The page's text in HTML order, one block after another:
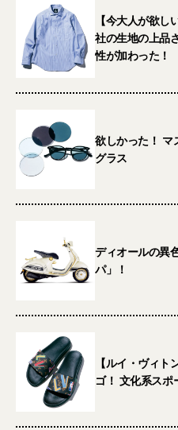
【今大人が欲し
社の生地の上品
性が加わった！
欲しかった！ マ
グラス
ディオールの異
パ」！
【ルイ・ヴィト
ゴ！ 文化系スポ